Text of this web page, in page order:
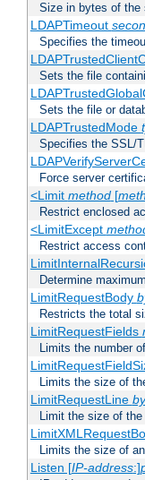
Size in bytes of the
LDAPTimeout
Specifies the
Sets the file
Sets the file or
LDAPTrustedMode
Specifies the SSL/
Force server
<Limit method[
Restrict enclosed
<LimitExcept
Restrict access
Determine
LimitRequestBody
Restricts the total
LimitRequestFields
Limits the number
Limits the size of
LimitRequestLine
Limit the size of
Limits the size of
Listen [IP-address:]